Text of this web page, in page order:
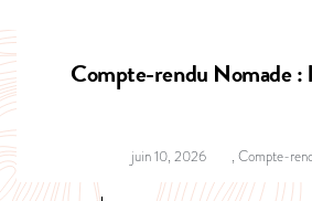
Compte-rendu Nomade :
juin 10, 2026 , Compte-